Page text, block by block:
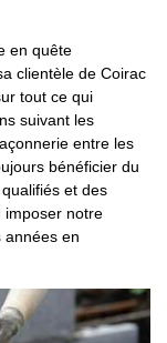
en quête
clientèle de Coirac
tout ce qui
suivant les
entre les
bénéficier du
et des
imposer notre
années en